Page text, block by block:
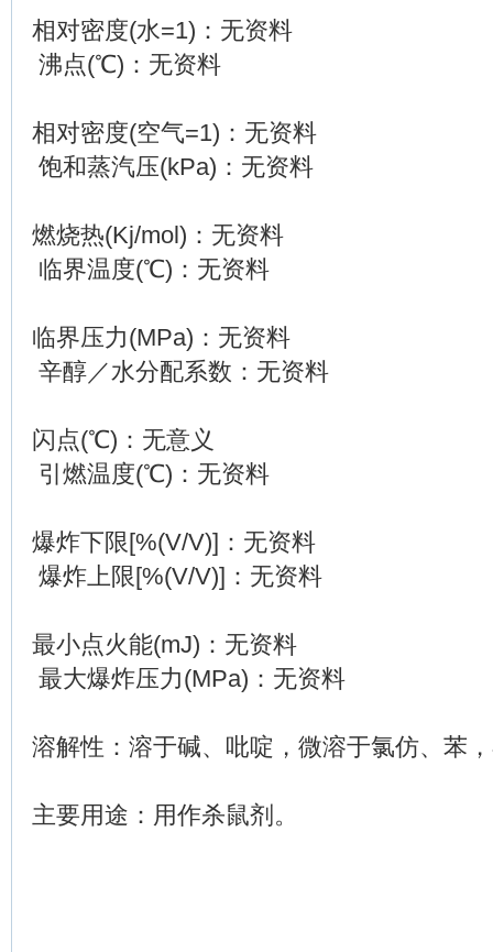
相对密度(水=1)：无资料
沸点(℃)：无资料
相对密度(空气=1)：无资料
饱和蒸汽压(kPa)：无资料
燃烧热(Kj/mol)：无资料
临界温度(℃)：无资料
临界压力(MPa)：无资料
辛醇／水分配系数：无资料
闪点(℃)：无意义
引燃温度(℃)：无资料
爆炸下限[%(V/V)]：无资料
爆炸上限[%(V/V)]：无资料
最小点火能(mJ)：无资料
最大爆炸压力(MPa)：无资料
溶解性：溶于碱、吡啶，微溶于氯仿、苯
主要用途：用作杀鼠剂。